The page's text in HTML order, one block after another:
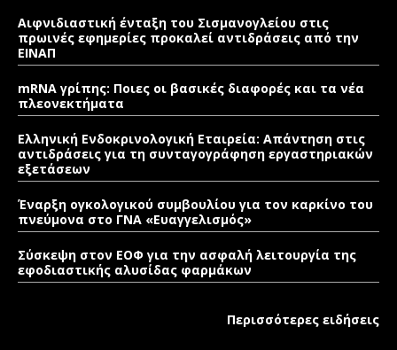
Αιφνιδιαστική ένταξη του Σισμανογλείου στις
πρωινές εφημερίες προκαλεί αντιδράσεις από την
ΕΙΝΑΠ
mRNA γρίπης: Ποιες οι βασικές διαφορές και τα νέα
πλεονεκτήματα
Ελληνική Ενδοκρινολογική Εταιρεία: Απάντηση στις
αντιδράσεις για τη συνταγογράφηση εργαστηριακών
εξετάσεων
Έναρξη ογκολογικού συμβουλίου για τον καρκίνο του
πνεύμονα στο ΓΝΑ «Ευαγγελισμός»
Σύσκεψη στον ΕΟΦ για την ασφαλή λειτουργία της
εφοδιαστικής αλυσίδας φαρμάκων
Περισσότερες ειδήσεις